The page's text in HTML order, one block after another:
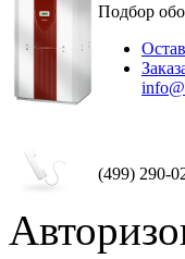
Подбор
(499) 290-